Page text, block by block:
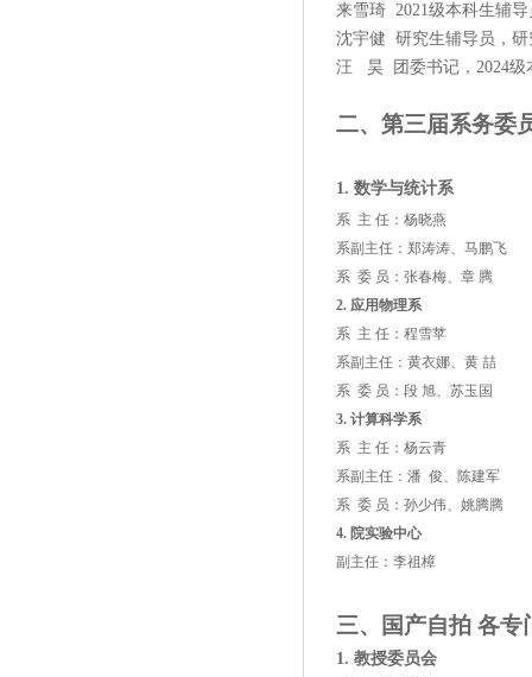
来雪琦 2021级本科生辅
沈宇健 研究生辅导员，研
汪 昊 团委书记，2024级
二、第三届系务委
1. 数学与统计系
系 主 任：杨晓燕
系副主任：郑涛涛、马鹏飞
系 委 员 ：张春梅、章 腾
2. 应用物理系
系 主 任： 程雪苹
系副主任： 黄衣娜、 黄 喆
系 委 员： 段 旭、苏玉国
3. 计算科学系
系 主 任： 杨云青
系副主任：潘 俊、 陈建军
系 委 员： 孙少伟、 姚腾腾
4. 院实验中心
副主任：李祖樟
三、 国产自拍 各专
1. 教授委员会